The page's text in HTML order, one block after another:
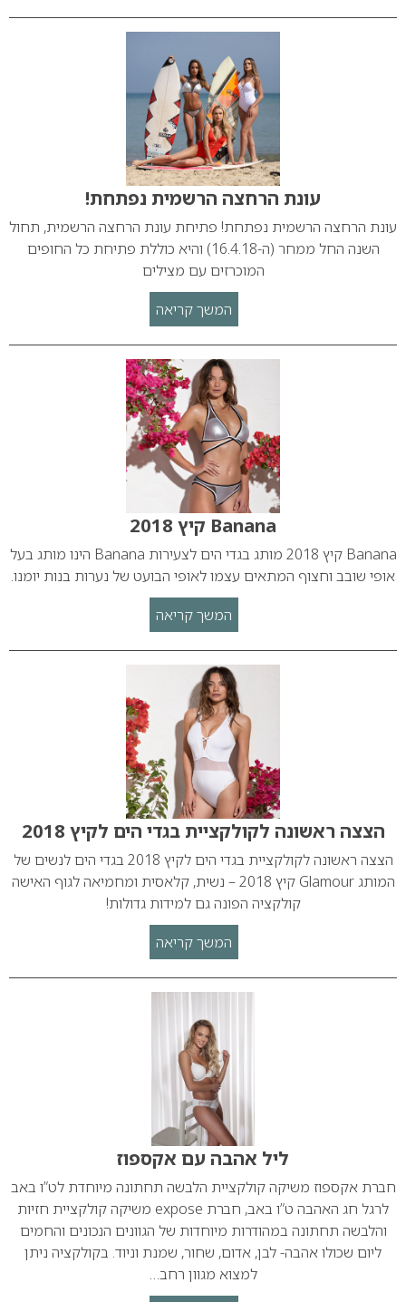
עונת הרחצה הרשמית נפתחת!
עונת הרחצה הרשמית נפתחת! פתיחת עונת הרחצה הרשמית, תחול
השנה החל ממחר (ה-16.4.18) והיא כוללת פתיחת כל החופים
המוכרזים עם מצילים
המשך קריאה
Banana קיץ 2018
Banana קיץ 2018 מותג בגדי הים לצעירות Banana הינו מותג בעל
אופי שובב וחצוף המתאים עצמו לאופי הבועט של נערות בנות יומנו.
המשך קריאה
הצצה ראשונה לקולקציית בגדי הים לקיץ 2018
הצצה ראשונה לקולקציית בגדי הים לקיץ 2018 בגדי הים לנשים של
המותג Glamour קיץ 2018 – נשית, קלאסית ומחמיאה לגוף האישה
קולקציה הפונה גם למידות גדולות!
המשך קריאה
ליל אהבה עם אקספוז
חברת אקספוז משיקה קולקציית הלבשה תחתונה מיוחדת לט”ו באב
לרגל חג האהבה ט”ו באב, חברת expose משיקה קולקציית חזיות
והלבשה תחתונה במהודרות מיוחדות של הגוונים הנכונים והחמים
ליום שכולו אהבה- לבן, אדום, שחור, שמנת וניוד. בקולקציה ניתן
למצוא מגוון רחב…